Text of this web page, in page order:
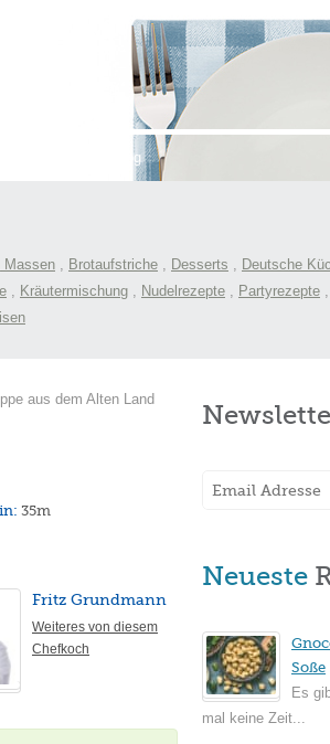
Blog
Massen , Brotaufstriche , Desserts , Deutsche
, Kräutermischung , Nudelrezepte , Partyrezepte ,
aus dem Alten Land
35m
Fritz Grundmann
Weiteres von diesem
Chefkoch
Neueste
Soße
Es
mal keine Zeit...